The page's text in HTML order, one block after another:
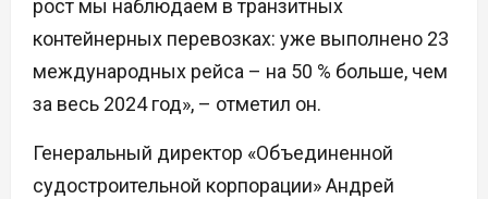
рост мы наблюдаем в транзитных
контейнерных перевозках: уже выполнено 23
международных рейса – на 50 % больше, чем
за весь 2024 год», – отметил он.
Генеральный директор «Объединенной
судостроительной корпорации» Андрей